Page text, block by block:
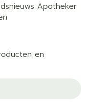
Apotheker
en